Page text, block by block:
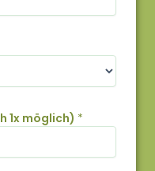
1x möglich) *